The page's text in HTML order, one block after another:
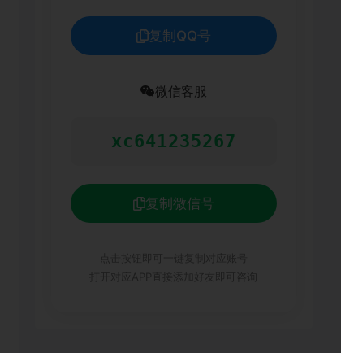
复制QQ号
微信客服
xc641235267
复制微信号